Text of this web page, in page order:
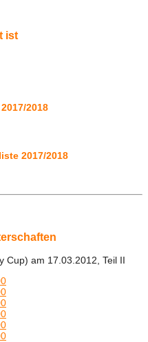
ist
2018
2017/2018
Cup) am 17.03.2012, Teil II